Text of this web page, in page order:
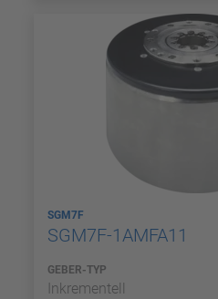
SGM7F
SGM7F-1AMFA11
GEBER-TYP
Inkrementell